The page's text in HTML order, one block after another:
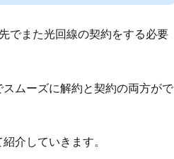
でまた光回線の契約をする必要
ムーズに解約と契約の両方がで
介していきます。